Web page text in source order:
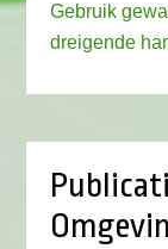
Gebruik
dreigende